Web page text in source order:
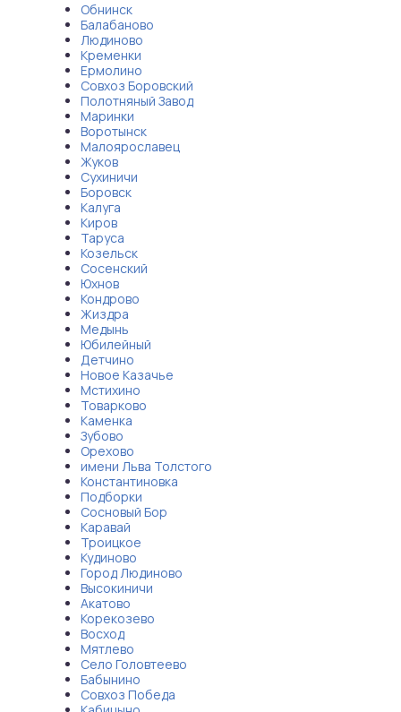
Обнинск
Балабаново
Людиново
Кременки
Ермолино
Совхоз Боровский
Полотняный Завод
Маринки
Воротынск
Малоярославец
Жуков
Сухиничи
Боровск
Калуга
Киров
Таруса
Козельск
Сосенский
Юхнов
Кондрово
Жиздра
Медынь
Юбилейный
Детчино
Новое Казачье
Мстихино
Товарково
Каменка
Зубово
Орехово
имени Льва Толстого
Константиновка
Подборки
Сосновый Бор
Каравай
Троицкое
Кудиново
Город Людиново
Высокиничи
Акатово
Корекозево
Восход
Мятлево
Село Головтеево
Бабынино
Совхоз Победа